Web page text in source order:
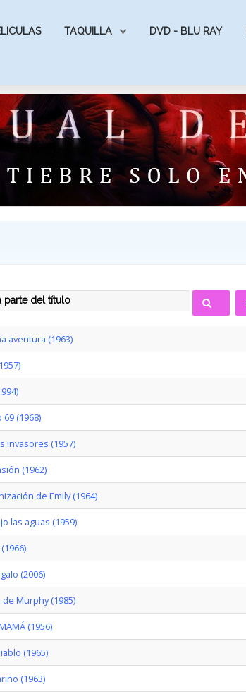
TAQUILLA DVD - BLU RAY
PARTE DEL TÍTULO
aventura (1963)
(1968)
invasores (1957)
(1962)
de Emily (1964)
las aguas (1959)
(2006)
Murphy (1985)
(1956)
(1965)
(1963)